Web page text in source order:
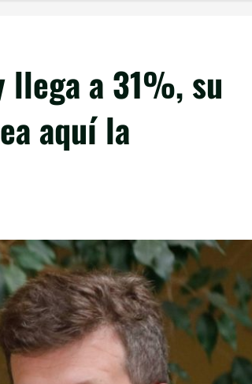
a 31%, su
aquí la